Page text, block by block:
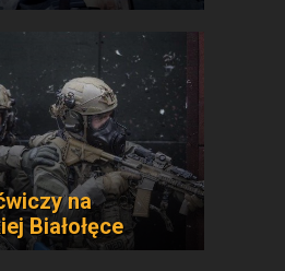
na
Białołęce